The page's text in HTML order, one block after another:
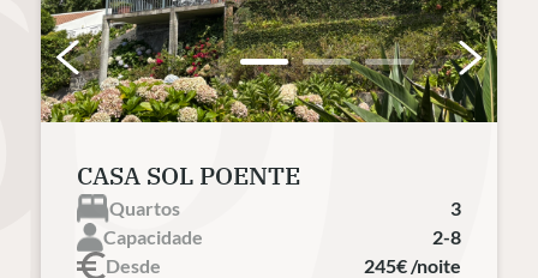
CASA SOL POENTE
Quartos
3
Capacidade
2-8
Desde
245€ /noite